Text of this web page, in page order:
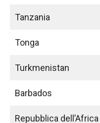
Tanzania
Tonga
Turkmenistan
Barbados
Repubblica dell’Africa